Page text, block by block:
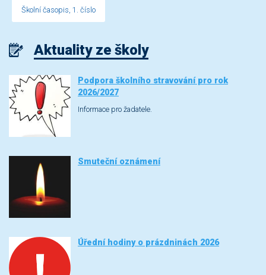
Školní časopis, 1. číslo
Aktuality ze školy
Podpora školního stravování pro rok
2026/2027
Informace pro žadatele.
Smuteční oznámení
Úřední hodiny o prázdninách 2026